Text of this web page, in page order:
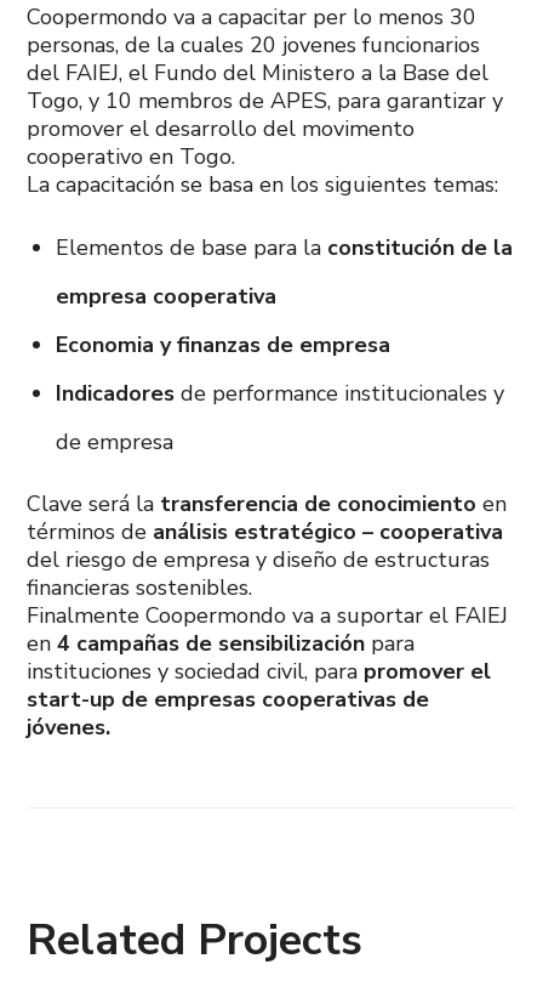
Coopermondo va a capacitar per lo menos 30
personas, de la cuales 20 jovenes funcionarios
del FAIEJ, el Fundo del Ministero a la Base del
Togo, y 10 membros de APES, para garantizar y
promover el desarrollo del movimento
cooperativo en Togo.
La capacitación se basa en los siguientes temas:
Elementos de base para la constitución de la
empresa cooperativa
Economia y finanzas de empresa
Indicadores de performance institucionales y
de empresa
Clave será la transferencia de conocimiento en
términos de análisis estratégico – cooperativa
del riesgo de empresa y diseño de estructuras
financieras sostenibles.
Finalmente Coopermondo va a suportar el FAIEJ
en4 campañas de sensibilización para
instituciones y sociedad civil, para promover el
start-up de empresas cooperativas de
jóvenes.
Related Projects